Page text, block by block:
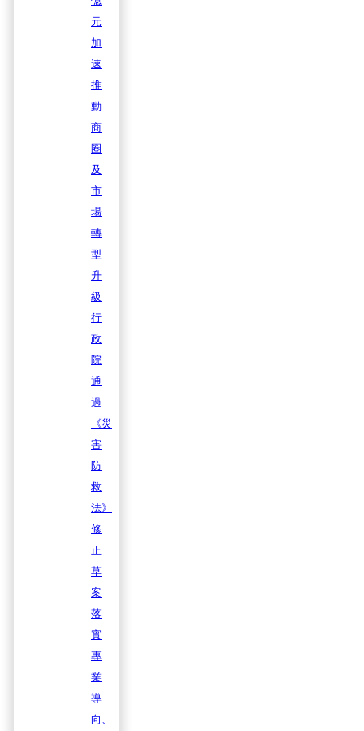
元
加
速
推
動
商
圈
及
市
場
轉
型
升
級
行
政
院
通
過
《災
害
防
救
法》
修
正
草
案
落
實
專
業
導
向、